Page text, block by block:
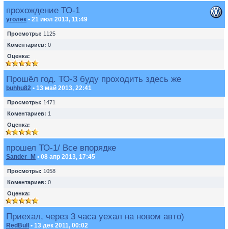
прохождение ТО-1
уголек • 21 июл 2013, 11:49
Просмотры: 1125
Коментариев: 0
Оценка:
Прошёл год. ТО-3 буду проходить здесь же
buhhu82 • 13 май 2013, 22:41
Просмотры: 1471
Коментариев: 1
Оценка:
прошел ТО-1/ Все впорядке
Sander_M • 08 апр 2013, 17:45
Просмотры: 1058
Коментариев: 0
Оценка:
Приехал, через 3 часа уехал на новом авто)
RedBull • 13 дек 2011, 00:02